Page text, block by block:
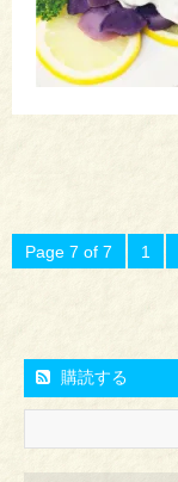
Page 7 of 7 1
購読する